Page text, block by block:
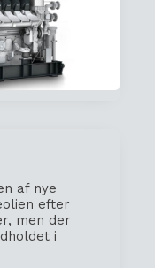
af nye
efter
men der
i